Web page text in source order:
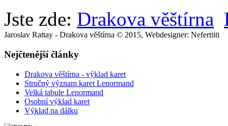
Jste zde: Drakova věštírna
Jaroslav Rattay - Drakova věštírna © 2015, Webdesigner: Nefertiiti
Nejčtenější články
Drakova věštírna - výklad karet
Stručný význam karet Lenormand
Velká tabule Lenormand
Osobní výklad karet
Výklad na dálku